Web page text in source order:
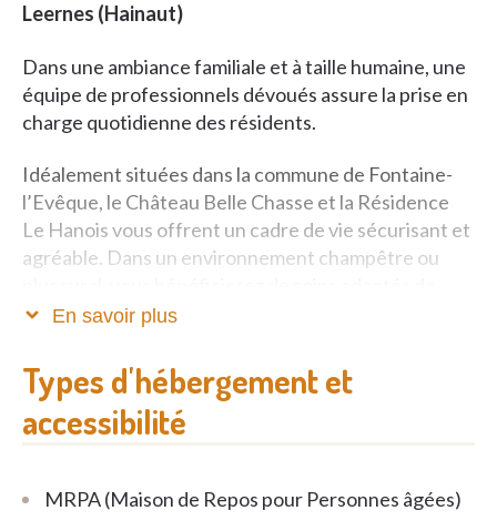
Leernes (Hainaut)
Dans une ambiance familiale et à taille humaine, une
équipe de professionnels dévoués assure la prise en
charge quotidienne des résidents.
Idéalement situées dans la commune de Fontaine-
l’Evêque, le Château Belle Chasse et la Résidence
Le Hanois vous offrent un cadre de vie sécurisant et
agréable. Dans un environnement champêtre ou
qualité et de l’animation de la vie en communauté.
En savoir plus
Types d'hébergement et
accessibilité
MRPA (Maison de Repos pour Personnes âgées)